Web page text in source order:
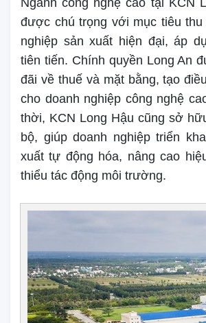
được chú trọng với mục tiêu thu
nghiệp sản xuất hiện đại, áp
tiên tiến. Chính quyền Long An
đãi về thuế và mặt bằng, tạo
cho doanh nghiệp công nghệ
thời, KCN Long Hậu cũng sở
bộ, giúp doanh nghiệp triển
xuất tự động hóa, nâng cao
thiểu tác động môi trường.